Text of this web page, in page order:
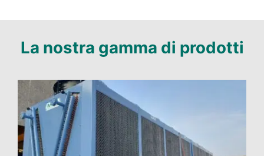
La nostra gamma di prodotti